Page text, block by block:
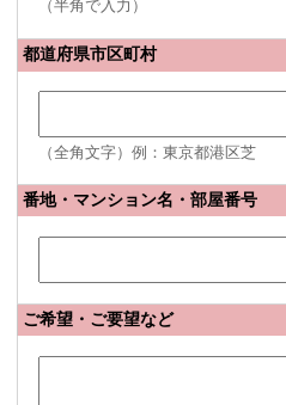
（半角で入力）
都道府県市区町村
（全角文字）例：東京都港区芝
番地・マンション名・部屋番号
ご希望・ご要望など